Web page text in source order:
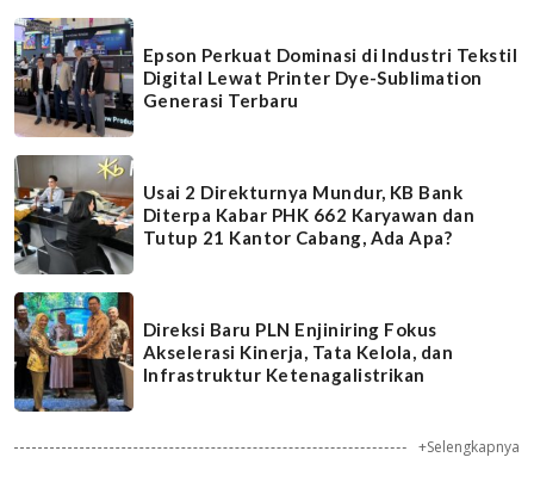
Epson Perkuat Dominasi di Industri Tekstil
Digital Lewat Printer Dye-Sublimation
Generasi Terbaru
Usai 2 Direkturnya Mundur, KB Bank
Diterpa Kabar PHK 662 Karyawan dan
Tutup 21 Kantor Cabang, Ada Apa?
Direksi Baru PLN Enjiniring Fokus
Akselerasi Kinerja, Tata Kelola, dan
Infrastruktur Ketenagalistrikan
+Selengkapnya